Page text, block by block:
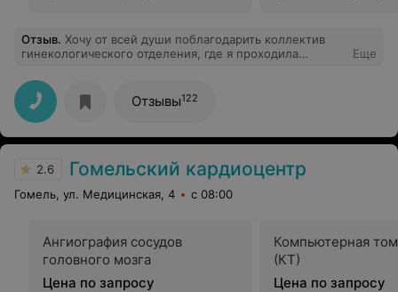
Отзыв. Хочу от всей души поблагодарить коллектив
гинекологического отделения, где я проходила
лечащему врачу Алесе Викторовне. Она не только
высококлассный специалист, но и удивительно
светлый человек: красивая, внимательная, чуткая, с
чувством юмора. С ней спокойно и надёжно — всегда
чётко объяснит, поддержит и сделает всё возможное,
Спасибо вам за ваш труд, терпение и человечность! И
низкий поклон всем медсёстрам — молодым
девушкам, которые трудятся с огоньком в глазах.
Еще
Отзывы122
2.6 Гомельский кардиоцентр
Гомель, ул. Медицинская, 4 с 08:00
Ангиография сосудов
головного мозга
Цена по запросу
Компьютерная
(КТ)
Цена по запросу